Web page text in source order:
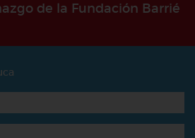
de la Fundación Barrié